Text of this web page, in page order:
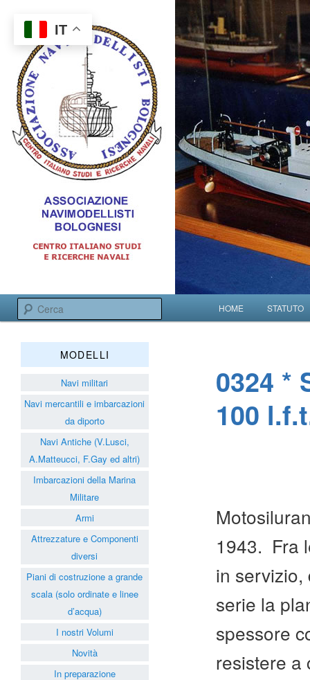
Associazione
Centro italiano studi e ricerche navali
Menu principale
VAI AL
VAI AL
HOME STATUTO
0324 *
100
1943. Fra
in servizio,
serie la
spessore
resistere a
MODELLI
Navi militari
Navi mercantili e imbarcazioni
da diporto
Navi Antiche (V.Lusci,
A.Matteucci, F.Gay ed altri)
Imbarcazioni della Marina
Militare
Armi
Attrezzature e Componenti
diversi
Piani di costruzione a grande
scala (solo ordinate e linee
d’acqua)
I nostri Volumi
Novità
In preparazione
IT